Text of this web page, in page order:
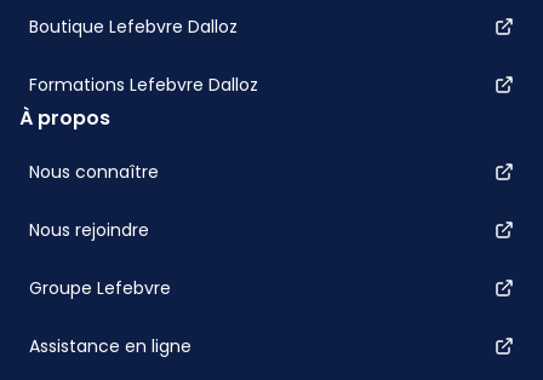
Boutique Lefebvre Dalloz
Formations Lefebvre Dalloz
À propos
Nous connaître
Nous rejoindre
Groupe Lefebvre
Assistance en ligne